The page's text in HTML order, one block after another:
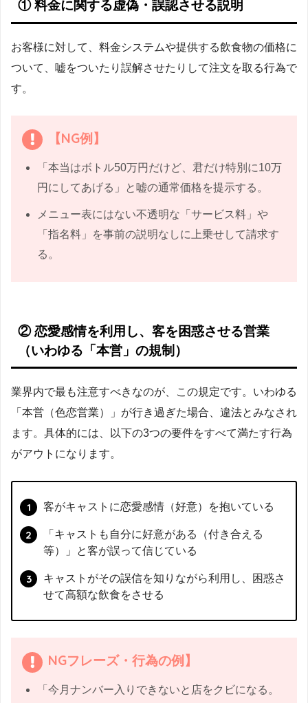
① 料金に関する虚偽・誤認させる説明
お客様に対して、料金システムや提供する飲食物の価格に
ついて、嘘をついたり誤解させたりして注文を取る行為で
す。
【NG例】
「本当はボトル50万円だけど、君だけ特別に10万
円にしてあげる」と嘘の通常価格を提示する。
メニュー表にはない不透明な「サービス料」や
「指名料」を事前の説明なしに上乗せして請求す
る。
② 恋愛感情を利用し、客を困惑させる営業
（いわゆる「本営」の規制）
業界内で最も注意すべきなのが、この規定です。いわゆる
「本営（色恋営業）」が行き過ぎた場合、違法とみなされ
ます。具体的には、以下の3つの要件をすべて満たす行為
がアウトになります。
客がキャストに恋愛感情（好意）を抱いている
「キャストも自分に好意がある（付き合える
等）」と客が誤って信じている
キャストがその誤信を知りながら利用し、困惑さ
せて高額な飲食をさせる
NGフレーズ・行為の例】
「今月ナンバー入りできないと店をクビになる。